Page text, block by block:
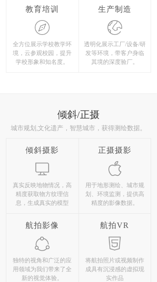
教育培训
全方位展示学校教学环
境，云参观校园，提升
学校形象和知名度。
生产制造
透明化展示工厂/设备/研
发等环境，带客户身临
其境的深度验厂。
倾斜/正摄
城市规划,文化遗产，智慧城市，获得测绘数据。
倾斜摄影
真实反映地物情况，高
精度获取物方纹理信
息，生成真实的模型
正摄摄影
用于地形测绘、城市规
划、环境监测，提供高
精度的影像数据。
航拍影像
独特的视角和广泛的应
用领域为我们带来了全
新的视觉体验。
航拍VR
将航拍照片或视频制作
成具有沉浸感的虚拟现
实作品